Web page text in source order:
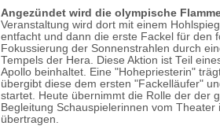
Angezündet wird die olympische
Veranstaltung wird dort mit einem
entfacht und dann die erste Fackel für den
Fokussierung der Sonnenstrahlen durch
Tempels der Hera. Diese Aktion ist Teil
Apollo beinhaltet. Eine "Hohepriesterin"
übergibt diese dem ersten "Fackelläufer"
startet. Heute übernimmt die Rolle der der
Begleitung Schauspielerinnen vom
übertragen.